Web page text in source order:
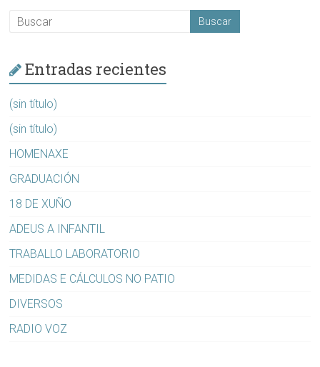
Entradas recientes
(sin título)
(sin título)
HOMENAXE
GRADUACIÓN
18 DE XUÑO
ADEUS A INFANTIL
TRABALLO LABORATORIO
MEDIDAS E CÁLCULOS NO PATIO
DIVERSOS
RADIO VOZ